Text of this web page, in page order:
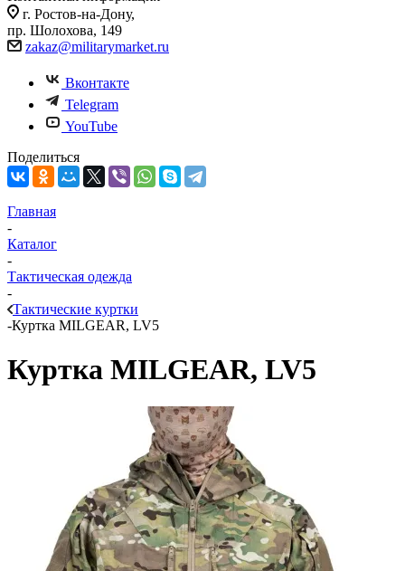
г. Ростов-на-Дону,
пр. Шолохова, 149
zakaz@militarymarket.ru
Вконтакте
Telegram
YouTube
Поделиться
Главная
-
Каталог
-
Тактическая одежда
-
Тактические куртки
-Куртка MILGEAR, LV5
Куртка MILGEAR, LV5